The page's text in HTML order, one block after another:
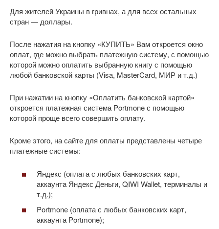
Для жителей Украины в гривнах, а для всех остальных
стран — доллары.
После нажатия на кнопку «КУПИТЬ» Вам откроется окно
оплат, где можно выбрать платежную систему, с помощью
которой можно оплатить выбранную книгу с помощью
любой банковской карты (Visa, MasterCard, МИР и т.д.)
При нажатии на кнопку «Оплатить банковской картой»
откроется платежная система Portmone с помощью
которой проще всего совершить оплату.
Кроме этого, на сайте для оплаты представлены четыре
платежные системы:
Яндекс (оплата с любых банковских карт,
аккаунта Яндекс Деньги, QIWI Wallet, терминалы и
т.д.);
Portmone (оплата с любых банковских карт,
аккаунта Portmone);